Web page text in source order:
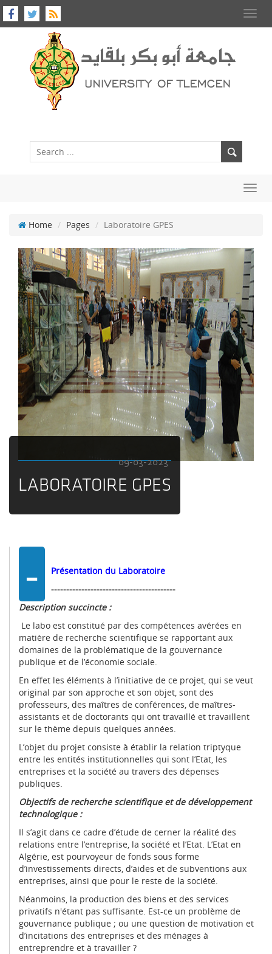
Home Pages Laboratoire GPES
09-03-2023
LABORATOIRE GPES
-
Présentation du Laboratoire
-----------------------------------------
Description succincte :
Le labo est constitué par des compétences avérées en
matière de recherche scientifique se rapportant aux
domaines de la problématique de la gouvernance
publique et de l’économie sociale.
En effet les éléments à l’initiative de ce projet, qui se veut
original par son approche et son objet, sont des
professeurs, des maîtres de conférences, de maîtres-
assistants et de doctorants qui ont travaillé et travaillent
sur le thème depuis quelques années.
L’objet du projet consiste à établir la relation triptyque
entre les entités institutionnelles qui sont l’Etat, les
entreprises et la société au travers des dépenses
publiques.
Objectifs de recherche scientifique et de développement
technologique :
Il s’agit dans ce cadre d’étude de cerner la réalité des
relations entre l’entreprise, la société et l’Etat. L’Etat en
Algérie, est pourvoyeur de fonds sous forme
d’investissements directs, d’aides et de subventions aux
entreprises, ainsi que pour le reste de la société.
Néanmoins, la production des biens et des services
privatifs n'étant pas suffisante. Est-ce un problème de
gouvernance publique ; ou une question de motivation et
d’incitations des entreprises et des ménages à
entreprendre et à travailler ?